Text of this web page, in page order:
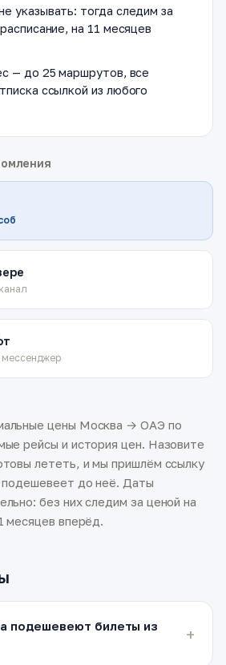
указывать: тогда следим за
на 11 месяцев
— до 25 маршрутов, все
ссылкой из любого
мессенджер
цены Москва → ОАЭ по
рейсы и история цен. Назовите
лететь, и мы пришлём ссылку
подешевеет до неё. Даты
без них следим за ценой на
месяцев вперёд.
подешевеют билеты из